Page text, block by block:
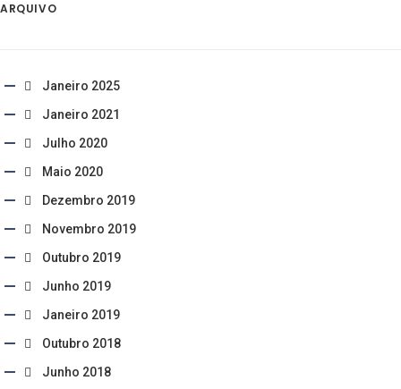
ARQUIVO
Janeiro 2025
Janeiro 2021
Julho 2020
Maio 2020
Dezembro 2019
Novembro 2019
Outubro 2019
Junho 2019
Janeiro 2019
Outubro 2018
Junho 2018